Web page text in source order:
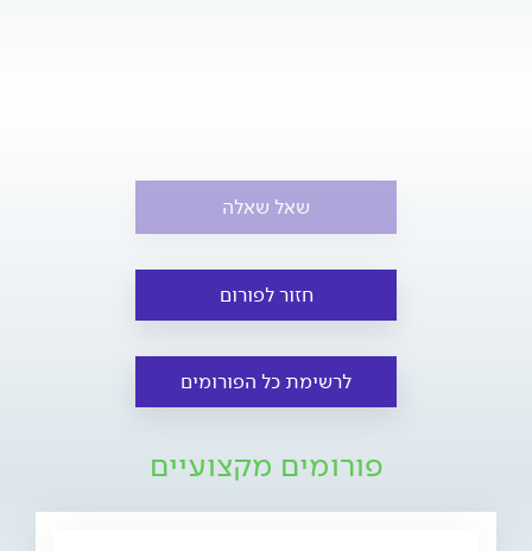
שאל שאלה
חזור לפורום
לרשימת כל הפורומים
פורומים מקצועיים